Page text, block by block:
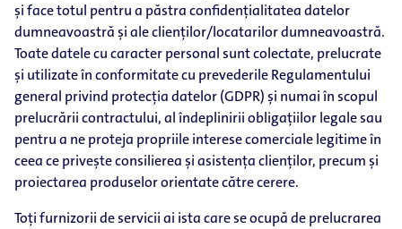
și face totul pentru a păstra confidențialitatea datelor
dumneavoastră și ale clienților/locatarilor dumneavoastră.
Toate datele cu caracter personal sunt colectate, prelucrate
și utilizate în conformitate cu prevederile Regulamentului
general privind protecția datelor (GDPR) și numai în scopul
prelucrării contractului, al îndeplinirii obligațiilor legale sau
pentru a ne proteja propriile interese comerciale legitime în
ceea ce privește consilierea și asistența clienților, precum și
proiectarea produselor orientate către cerere.
Toți furnizorii de servicii ai ista care se ocupă de prelucrarea